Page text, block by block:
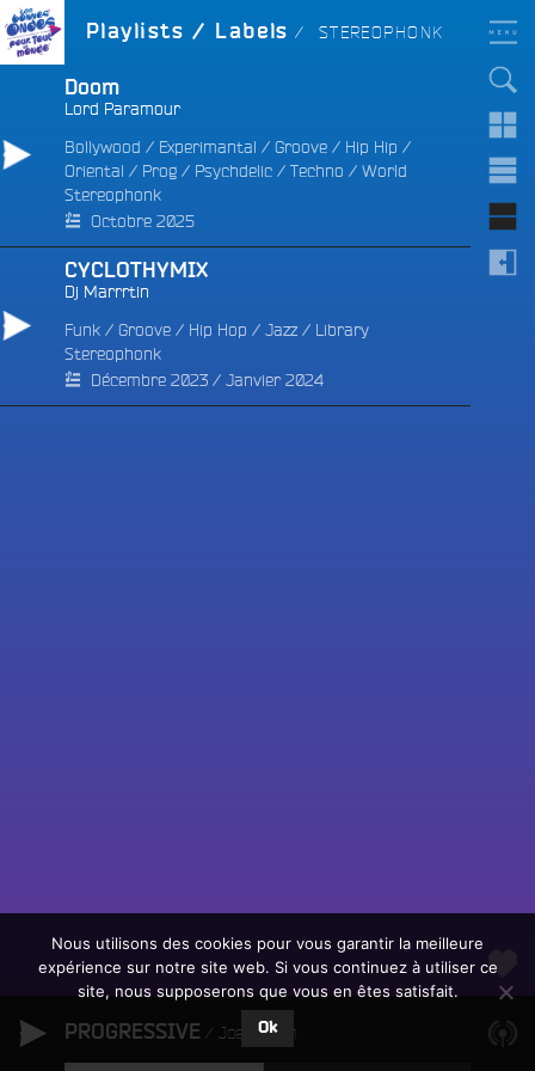
Aller
au
contenu
POUR TOUT LE MONDE !
Playlists / Labels LABEL :
STEREOPHONK
Doom
Lord Paramour
Bollywood / Experimantal / Groove / Hip Hip /
Oriental / Prog / Psychdelic / Techno / World
Stereophonk
Octobre 2025
CYCLOTHYMIX
Dj Marrrtin
Funk / Groove / Hip Hop / Jazz / Library
Stereophonk
Décembre 2023 / Janvier 2024
un
Tous les programmes
PROGRESSIVE Joe Koshin
Nous utilisons des cookies pour vous garantir la meilleure
expérience sur notre site web. Si vous continuez à utiliser ce
site, nous supposerons que vous en êtes satisfait.
Ok